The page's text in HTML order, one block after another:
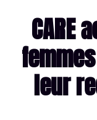
CARE
leur